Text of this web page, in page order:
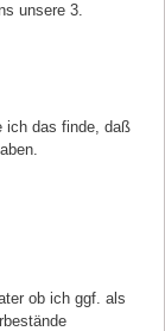
unsere 3.
ich das finde, daß
ob ich ggf. als